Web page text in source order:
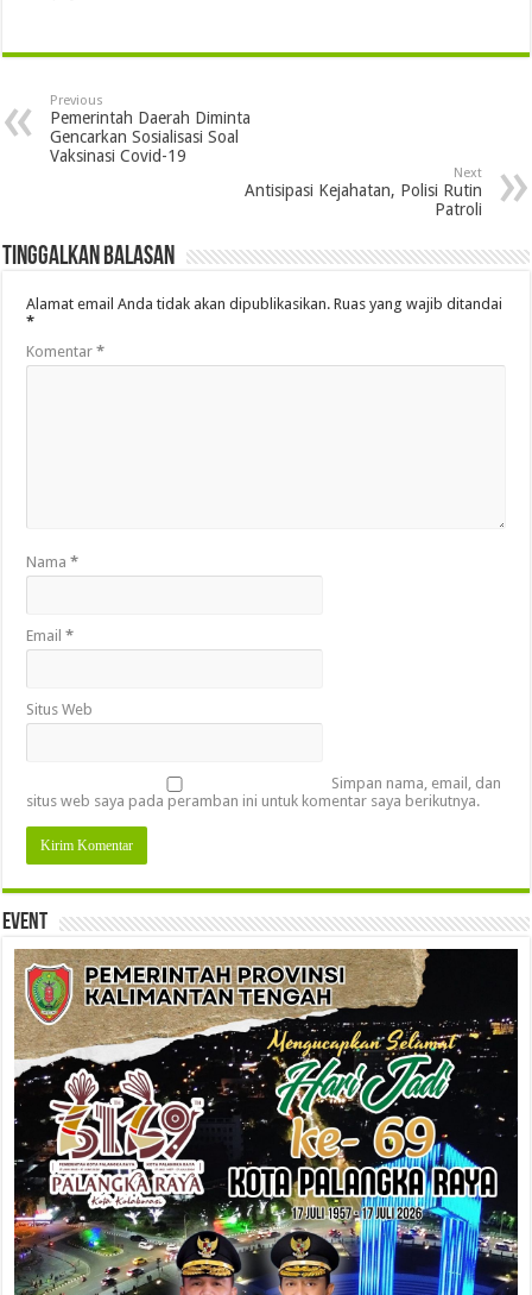
Previous
Pemerintah Daerah Diminta
Gencarkan Sosialisasi Soal
Vaksinasi Covid-19
Next
Antisipasi Kejahatan, Polisi Rutin
Patroli
Tinggalkan Balasan
Alamat email Anda tidak akan dipublikasikan. Ruas yang wajib ditandai
*
Komentar*
Nama*
Email*
Situs Web
Simpan nama, email, dan
situs web saya pada peramban ini untuk komentar saya berikutnya.
Event